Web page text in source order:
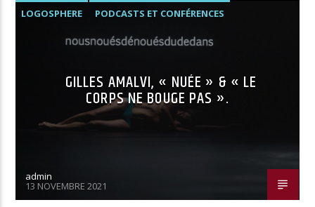
LOGOSPHERE PODCASTS ET CONFÉRENCES
GILLES AMALVI, « NUÉE » & « LE
CORPS NE BOUGE PAS ».
admin
13 NOVEMBRE 2021